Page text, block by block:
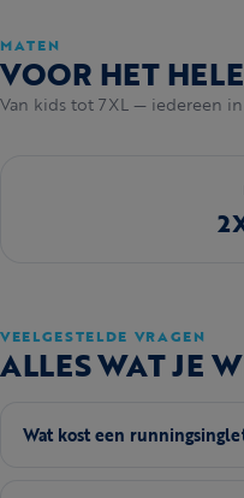
MATEN
VOOR HET
Van kids tot 7XL — iedereen
VEELGESTELDE VRAGEN
ALLES WAT JE
Wat kost een